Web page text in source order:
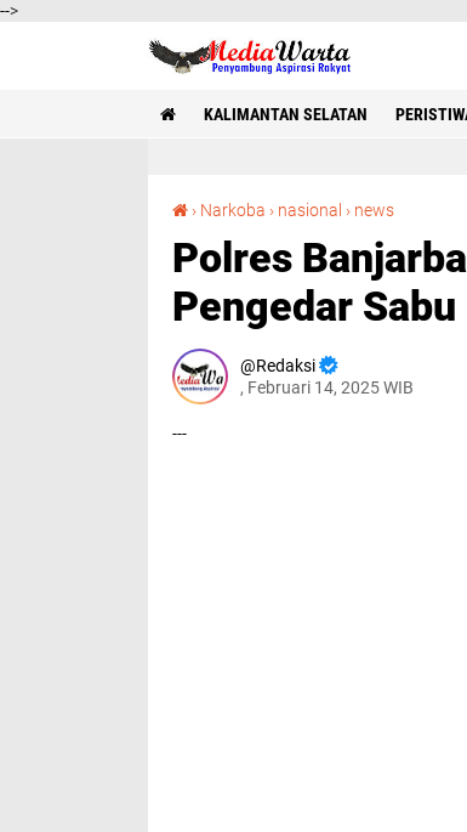
-->
KALIMANTAN SELATAN
› Narkoba › nasional › news
Polres
Pengedar Sabu
Redaksi
, Februari 14, 2025 WIB
---